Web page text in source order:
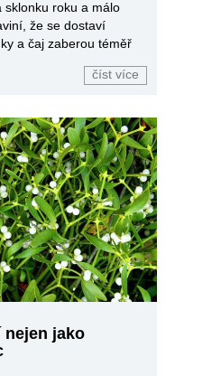
sklonku roku a málo
že se dostaví
a čaj zaberou téměř
číst více
nejen jako